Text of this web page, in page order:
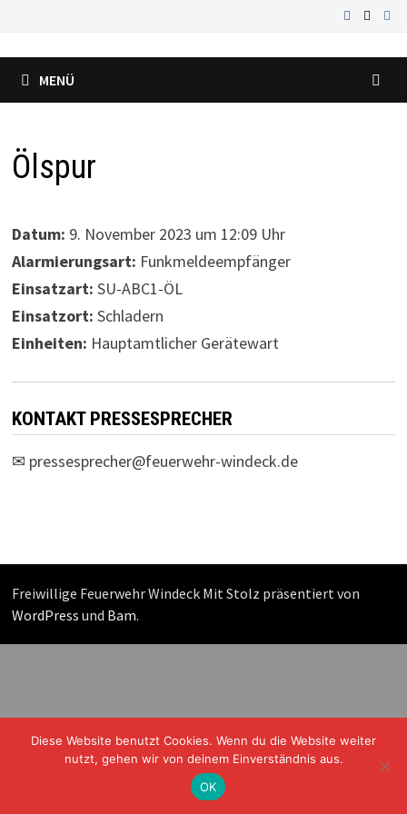
springen
MENÜ
Ölspur
Datum: 9. November 2023 um 12:09 Uhr
Alarmierungsart: Funkmeldeempfänger
Einsatzart: SU-ABC1-ÖL
Einsatzort: Schladern
Einheiten: Hauptamtlicher Gerätewart
KONTAKT PRESSESPRECHER
✉ pressesprecher@feuerwehr-windeck.de
Freiwillige Feuerwehr Windeck Mit Stolz präsentiert von
WordPress und Bam.
Diese Website benutzt Cookies. Wenn du die Website weiter
nutzt, gehen wir von deinem Einverständnis aus.
OK